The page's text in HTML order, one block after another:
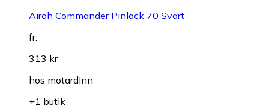
Airoh Commander Pinlock 70 Svart
fr.
313 kr
hos motardInn
+1 butik